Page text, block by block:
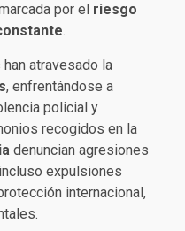
por el riesgo
.
atravesado la
, enfrentándose a
policial y
recogidos en la
denuncian agresiones
expulsiones
internacional,